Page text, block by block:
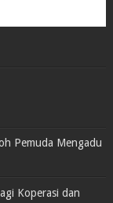
Pemuda Mengadu
Koperasi dan